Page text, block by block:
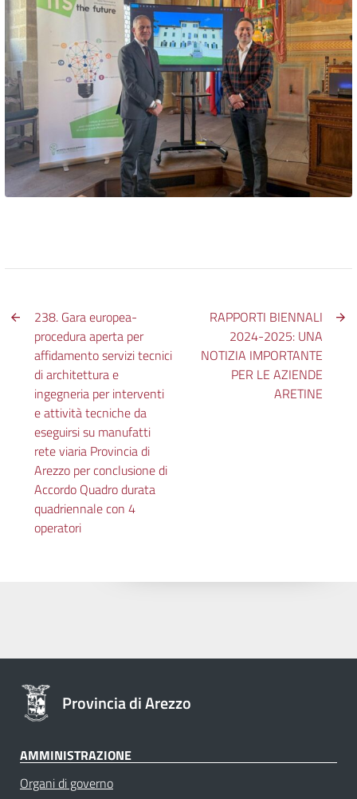
238. Gara europea-
procedura aperta per
affidamento servizi tecnici
di architettura e
ingegneria per interventi
e attività tecniche da
eseguirsi su manufatti
rete viaria Provincia di
Arezzo per conclusione di
Accordo Quadro durata
quadriennale con 4
operatori
RAPPORTI BIENNALI
2024-2025: UNA
NOTIZIA IMPORTANTE
PER LE AZIENDE
ARETINE
Provincia di Arezzo
AMMINISTRAZIONE
Organi di governo